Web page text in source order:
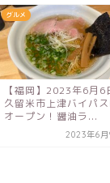
グルメ
【福岡】2023年6月6
久留米市上津バイパス
オープン！醤油ラ...
2023年6月